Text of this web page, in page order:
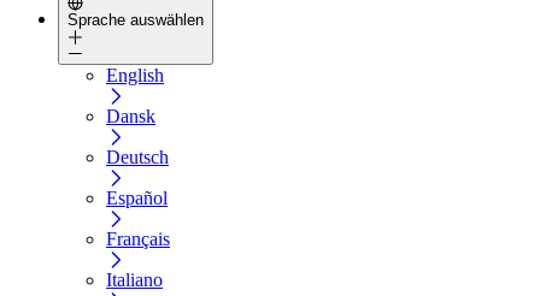
Sprache auswählen
English
Dansk
Deutsch
Español
Français
Italiano